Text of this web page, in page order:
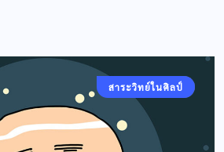
คอลัมน์ประจำ
สาระวิทย์ในศิลป์